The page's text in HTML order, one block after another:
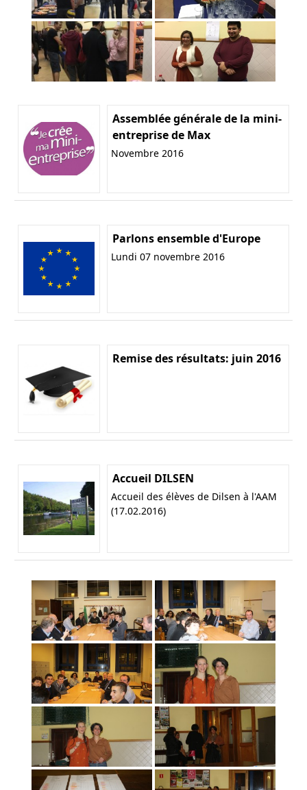
Assemblée générale de la mini-
entreprise de Max
Novembre 2016
Parlons ensemble d'Europe
Lundi 07 novembre 2016
Remise des résultats: juin 2016
Accueil DILSEN
Accueil des élèves de Dilsen à l'AAM
(17.02.2016)